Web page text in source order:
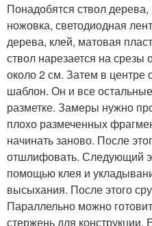
Понадобятся ствол
ножовка, светодиодная
дерева, клей, матовая
ствол нарезается на
около 2 см. Затем в центре
шаблон. Он и все
разметке. Замеры нужно
плохо размеченных
начинать заново. После
отшлифовать. Следующий
помощью клея и
высыхания. После этого
Параллельно можно
стержень для конструкции.